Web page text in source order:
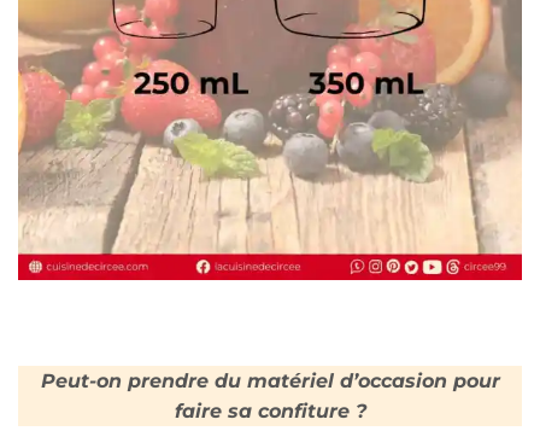
Peut-on prendre du matériel d’occasion pour
faire sa confiture ?